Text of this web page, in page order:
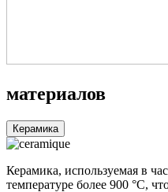
материалов
Керамика
Керамика, используемая в
температуре более 900 °C,